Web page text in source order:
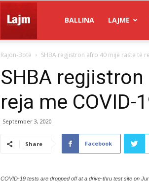
Lajm
BALLINA LAJME
Rajon-Botë SHBA regjistron afro 40 mijë raste të
SHBA
reja me COVID-
September 3, 2020
Share Facebook
COVID-19 tests are dropped off at a drive-thru test site on